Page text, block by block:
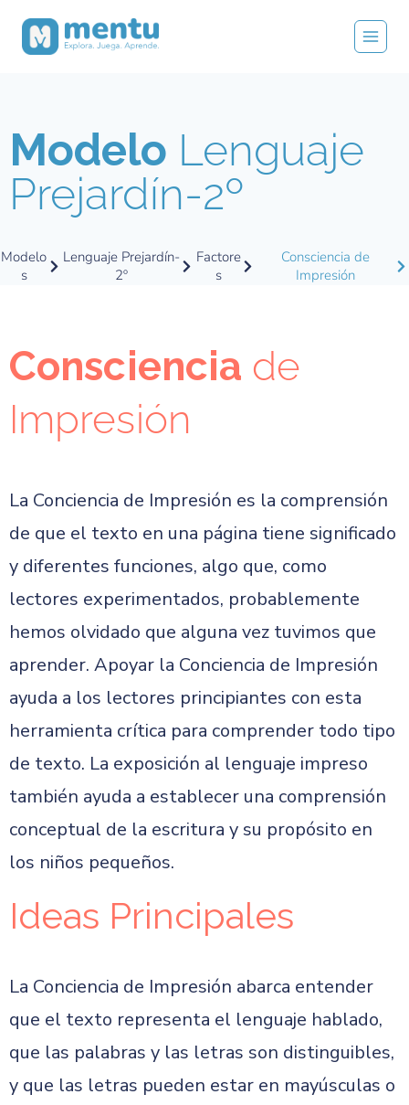
Modelo Lenguaje
Prejardín-2º
Modelo
s
Lenguaje Prejardín-
2º
Factore
s
Consciencia de
Impresión
Consciencia de
Impresión
La Conciencia de Impresión es la comprensión
de que el texto en una página tiene significado
y diferentes funciones, algo que, como
lectores experimentados, probablemente
hemos olvidado que alguna vez tuvimos que
aprender. Apoyar la Conciencia de Impresión
ayuda a los lectores principiantes con esta
herramienta crítica para comprender todo tipo
de texto. La exposición al lenguaje impreso
también ayuda a establecer una comprensión
conceptual de la escritura y su propósito en
los niños pequeños.
Ideas Principales
La Conciencia de Impresión abarca entender
que el texto representa el lenguaje hablado,
que las palabras y las letras son distinguibles,
y que las letras pueden estar en mayúsculas o